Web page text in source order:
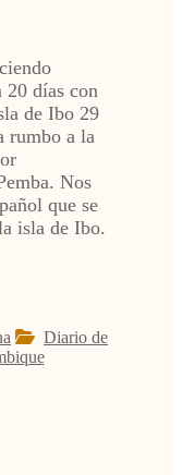
20 días con
de Ibo 29
rumbo a la
Nos
que se
isla de Ibo.
Diario de